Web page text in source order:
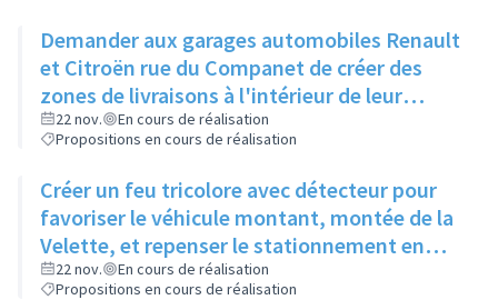
Demander aux garages automobiles Renault
et Citroën rue du Companet de créer des
zones de livraisons à l'intérieur de leur
enceinte
22 nov.
En cours de réalisation
Propositions en cours de réalisation
Créer un feu tricolore avec détecteur pour
favoriser le véhicule montant, montée de la
Velette, et repenser le stationnement en
quinconce
22 nov.
En cours de réalisation
Propositions en cours de réalisation